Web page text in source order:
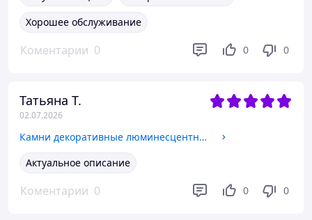
Хорошее обслуживание
Коментарии 0 0 0
Татьяна Т.
02.07.2026
Камни декоративные люминесцентные светящиеся в темноте искусственная галька 100 шт. Голубой
Актуальное описание
Коментарии 0 0 0